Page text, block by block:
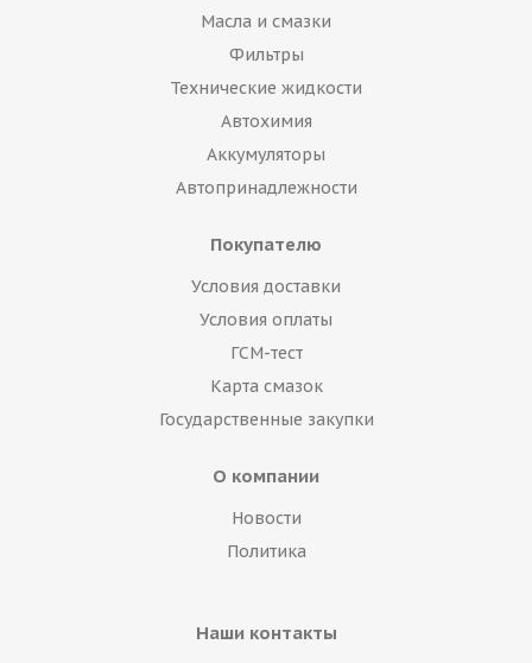
Масла и смазки
Фильтры
Технические жидкости
Автохимия
Аккумуляторы
Автопринадлежности
Покупателю
Условия доставки
Условия оплаты
ГСМ-тест
Карта смазок
Государственные закупки
О компании
Новости
Политика
Наши контакты